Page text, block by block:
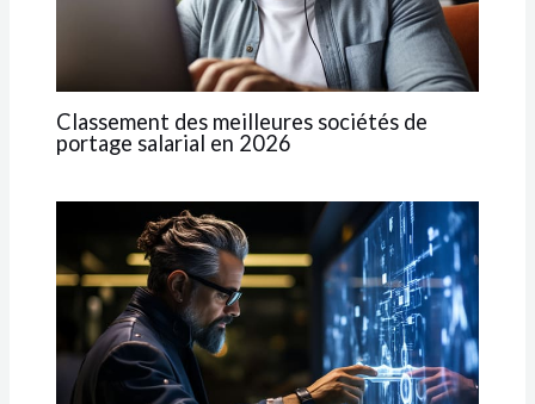
Classement des meilleures sociétés de
portage salarial en 2026